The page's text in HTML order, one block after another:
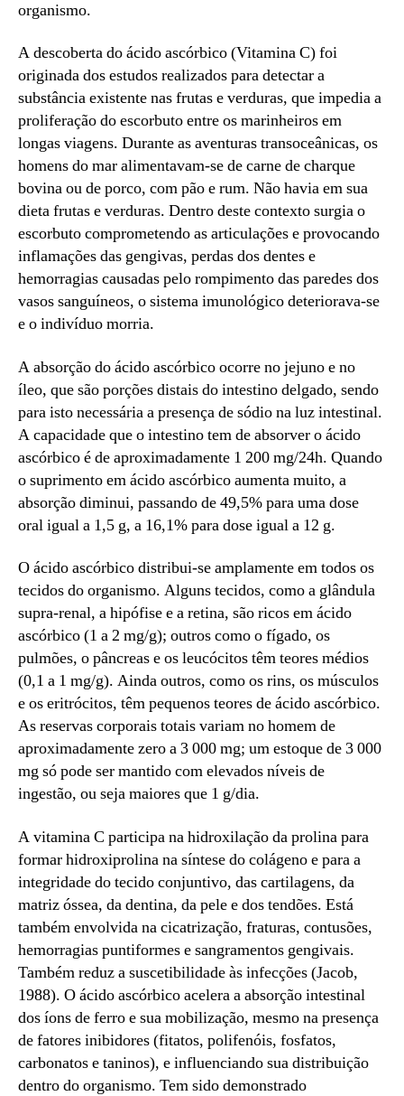
organismo.
A descoberta do ácido ascórbico (Vitamina C) foi
originada dos estudos realizados para detectar a
substância existente nas frutas e verduras, que impedia a
proliferação do escorbuto entre os marinheiros em
longas viagens. Durante as aventuras transoceânicas, os
homens do mar alimentavam-se de carne de charque
bovina ou de porco, com pão e rum. Não havia em sua
dieta frutas e verduras. Dentro deste contexto surgia o
escorbuto comprometendo as articulações e provocando
inflamações das gengivas, perdas dos dentes e
hemorragias causadas pelo rompimento das paredes dos
vasos sanguíneos, o sistema imunológico deteriorava-se
e o indivíduo morria.
A absorção do ácido ascórbico ocorre no jejuno e no
íleo, que são porções distais do intestino delgado, sendo
para isto necessária a presença de sódio na luz intestinal.
A capacidade que o intestino tem de absorver o ácido
ascórbico é de aproximadamente 1 200 mg/24h. Quando
o suprimento em ácido ascórbico aumenta muito, a
absorção diminui, passando de 49,5% para uma dose
oral igual a 1,5 g, a 16,1% para dose igual a 12 g.
O ácido ascórbico distribui-se amplamente em todos os
tecidos do organismo. Alguns tecidos, como a glândula
supra-renal, a hipófise e a retina, são ricos em ácido
ascórbico (1 a 2 mg/g); outros como o fígado, os
pulmões, o pâncreas e os leucócitos têm teores médios
(0,1 a 1 mg/g). Ainda outros, como os rins, os músculos
e os eritrócitos, têm pequenos teores de ácido ascórbico.
As reservas corporais totais variam no homem de
aproximadamente zero a 3 000 mg; um estoque de 3 000
mg só pode ser mantido com elevados níveis de
ingestão, ou seja maiores que 1 g/dia.
A vitamina C participa na hidroxilação da prolina para
formar hidroxiprolina na síntese do colágeno e para a
integridade do tecido conjuntivo, das cartilagens, da
matriz óssea, da dentina, da pele e dos tendões. Está
também envolvida na cicatrização, fraturas, contusões,
hemorragias puntiformes e sangramentos gengivais.
Também reduz a suscetibilidade às infecções (Jacob,
1988). O ácido ascórbico acelera a absorção intestinal
dos íons de ferro e sua mobilização, mesmo na presença
de fatores inibidores (fitatos, polifenóis, fosfatos,
carbonatos e taninos), e influenciando sua distribuição
dentro do organismo. Tem sido demonstrado